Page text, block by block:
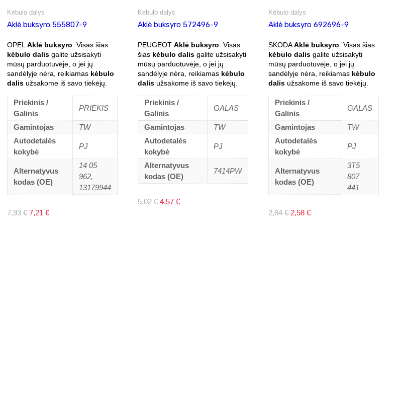
Kėbulo dalys
Aklė buksyro 555807-9
OPELAklė buksyro. Visas šias
kėbulo dalis galite užsisakyti
mūsų parduotuvėje, o jei jų
sandėlyje nėra, reikiamas kėbulo
dalis užsakome iš savo tiekėjų.
Priekinis /
Galinis
PRIEKIS
Gamintojas
TW
Autodetalės
kokybė
PJ
Alternatyvus
kodas (OE)
14 05
962,
13179944
7,93 € Original
7,21 €Current
Kėbulo dalys
Aklė buksyro 572496-9
PEUGEOT Aklė buksyro. Visas
šias kėbulo dalis galite užsisakyti
mūsų parduotuvėje, o jei jų
sandėlyje nėra, reikiamas kėbulo
dalis užsakome iš savo tiekėjų.
Priekinis /
Galinis
GALAS
Gamintojas
TW
Autodetalės
kokybė
PJ
Alternatyvus
kodas (OE)
7414PW
5,02 € Original
4,57 €Current
Kėbulo dalys
Aklė buksyro 692696-9
SKODAAklė buksyro. Visas šias
kėbulo dalis galite užsisakyti
mūsų parduotuvėje, o jei jų
sandėlyje nėra, reikiamas kėbulo
dalis užsakome iš savo tiekėjų.
Priekinis /
Galinis
GALAS
Gamintojas
TW
Autodetalės
kokybė
PJ
Alternatyvus
kodas (OE)
3T5
807
441
2,84 € Original
2,58 €Current